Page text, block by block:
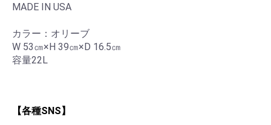
MADE IN USA
カラー：オリーブ
W 53㎝×H 39㎝×D 16.5㎝
容量22L
【各種SNS】